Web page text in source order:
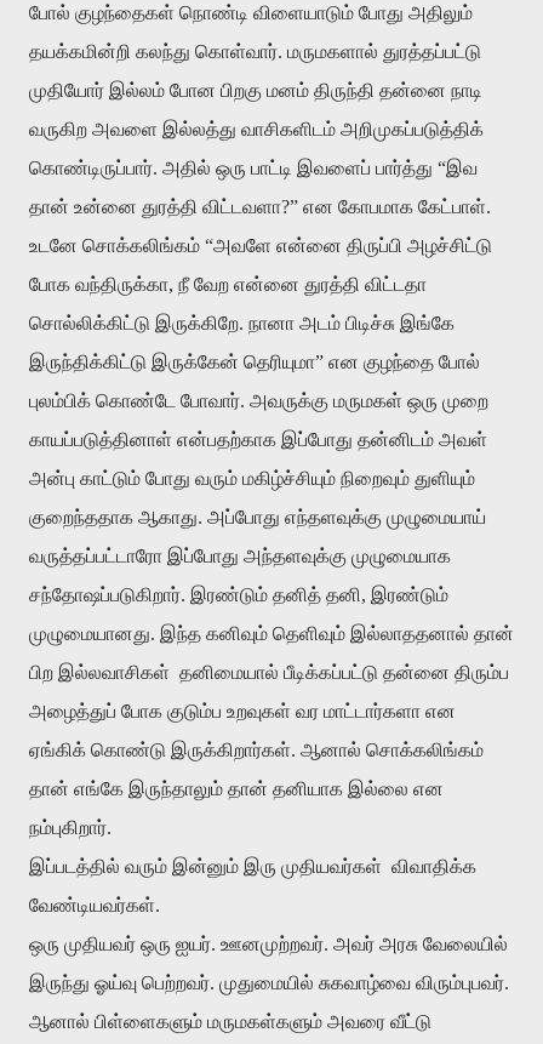
போல் குழந்தைகள் நொண்டி விளையாடும் போது அதிலும்
தயக்கமின்றி கலந்து கொள்வார். மருமகளால் துரத்தப்பட்டு
முதியோர் இல்லம் போன பிறகு மனம் திருந்தி தன்னை நாடி
வருகிற அவளை இல்லத்து வாசிகளிடம் அறிமுகப்படுத்திக்
கொண்டிருப்பார். அதில் ஒரு பாட்டி இவளைப் பார்த்து “இவ
தான் உன்னை துரத்தி விட்டவளா?” என கோபமாக கேட்பாள்.
உடனே சொக்கலிங்கம் “அவளே என்னை திருப்பி அழச்சிட்டு
போக வந்திருக்கா, நீ வேற என்னை துரத்தி விட்டதா
சொல்லிக்கிட்டு இருக்கிறே. நானா அடம் பிடிச்சு இங்கே
இருந்திக்கிட்டு இருக்கேன் தெரியுமா” என குழந்தை போல்
புலம்பிக் கொண்டே போவார். அவருக்கு மருமகள் ஒரு முறை
காயப்படுத்தினாள் என்பதற்காக இப்போது தன்னிடம் அவள்
அன்பு காட்டும் போது வரும் மகிழ்ச்சியும் நிறைவும் துளியும்
குறைந்ததாக ஆகாது. அப்போது எந்தளவுக்கு முழுமையாய்
வருத்தப்பட்டாரோ இப்போது அந்தளவுக்கு முழுமையாக
சந்தோஷப்படுகிறார். இரண்டும் தனித் தனி, இரண்டும்
முழுமையானது. இந்த கனிவும் தெளிவும் இல்லாததனால் தான்
பிற இல்லவாசிகள் தனிமையால் பீடிக்கப்பட்டு தன்னை திரும்ப
அழைத்துப் போக குடும்ப உறவுகள் வர மாட்டார்களா என
ஏங்கிக் கொண்டு இருக்கிறார்கள். ஆனால் சொக்கலிங்கம்
தான் எங்கே இருந்தாலும் தான் தனியாக இல்லை என
நம்புகிறார்.
இப்படத்தில் வரும் இன்னும் இரு முதியவர்கள் விவாதிக்க
வேண்டியவர்கள்.
ஒரு முதியவர் ஒரு ஐயர். ஊனமுற்றவர். அவர் அரசு வேலையில்
இருந்து ஓய்வு பெற்றவர். முதுமையில் சுகவாழ்வை விரும்புபவர்.
ஆனால் பிள்ளைகளும் மருமகள்களும் அவரை வீட்டு